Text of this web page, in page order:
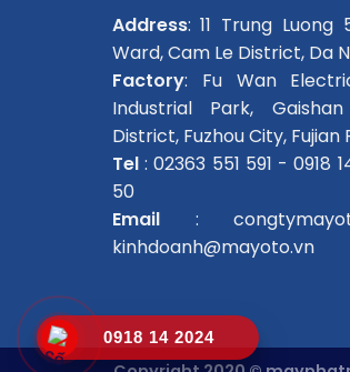
Address: 11 Trung Luong
Ward, Cam Le District, Da
Factory: Fu Wan
Industrial Park,
District, Fuzhou City, Fujian
Tel: 02363 551 591 - 0918
50
Email:
kinhdoanh@mayoto.vn
0918 14 2024